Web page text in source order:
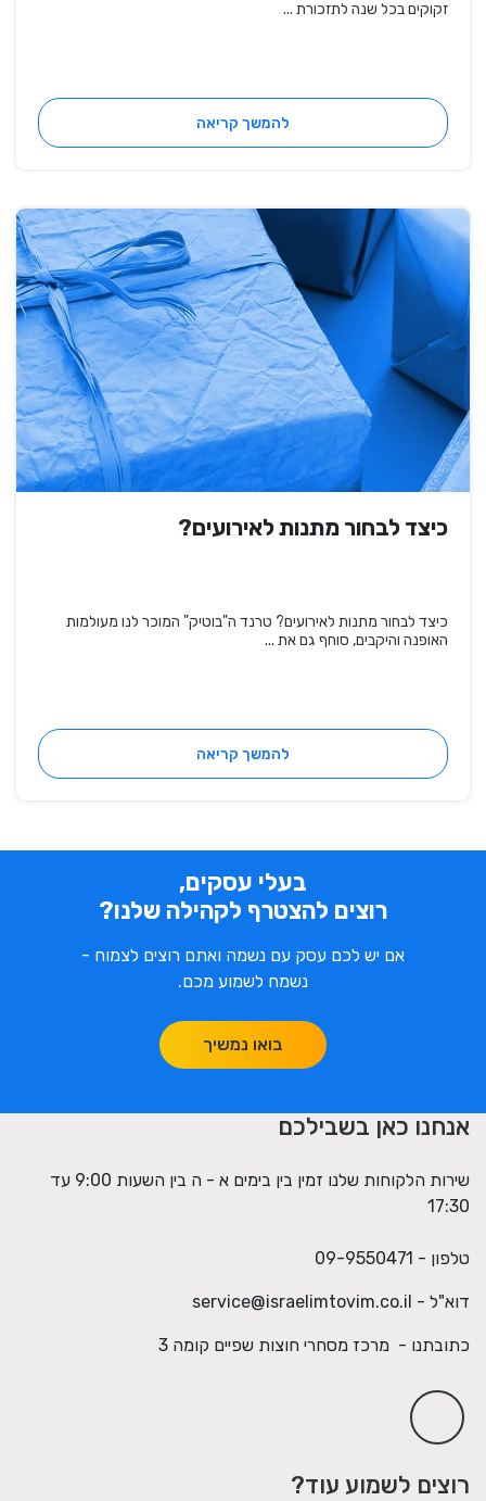
זקוקים בכל שנה לתזכורת ...
להמשך קריאה
כיצד לבחור מתנות לאירועים?
כיצד לבחור מתנות לאירועים? טרנד ה"בוטיק" המוכר לנו מעולמות
האופנה והיקבים, סוחף גם את ...
להמשך קריאה
בעלי עסקים,
רוצים להצטרף לקהילה שלנו?
אם יש לכם עסק עם נשמה ואתם רוצים לצמוח -
נשמח לשמוע מכם.
בואו נמשיך
אנחנו כאן בשבילכם
שירות הלקוחות שלנו זמין בין בימים א - ה בין השעות 9:00 עד
17:30
טלפון - 09-9550471
דוא"ל - service@israelimtovim.co.il
כתובתנו - מרכז מסחרי חוצות שפיים קומה 3
רוצים לשמוע עוד?